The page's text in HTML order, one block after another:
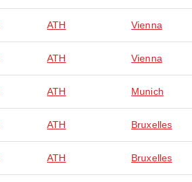
ATH Vienna
ATH Vienna
ATH Munich
ATH Bruxelles
ATH Bruxelles